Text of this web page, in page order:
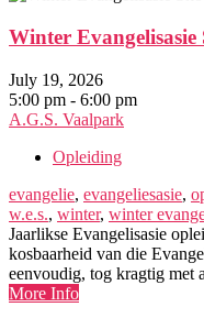
Winter Evangelisasie
July 19, 2026
5:00 pm - 6:00 pm
A.G.S. Vaalpark
Opleiding
evangelie, evangeliesasie,
w.e.s., winter, winter
Jaarlikse Evangelisasie
kosbaarheid van die
eenvoudig, tog kragtig met
More Info